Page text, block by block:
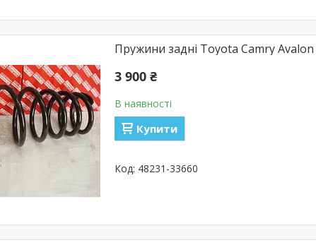
Пружини задні Toyota Camry Avalon
3 900 ₴
В наявності
Купити
48231-33660